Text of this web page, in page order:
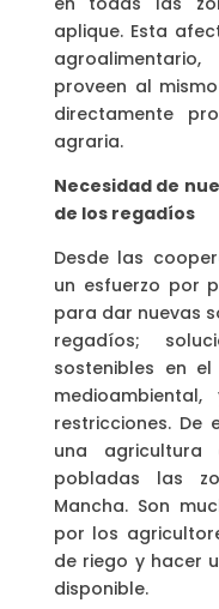
aplique. Esta
proveen al
directamente
agraria.
Necesidad de
de los regadíos
Desde las
un esfuerzo por
para dar nuevas
regadíos;
sostenibles en
restricciones. De
una agricultura
pobladas las
Mancha. Son
por los
de riego y hacer
disponible.